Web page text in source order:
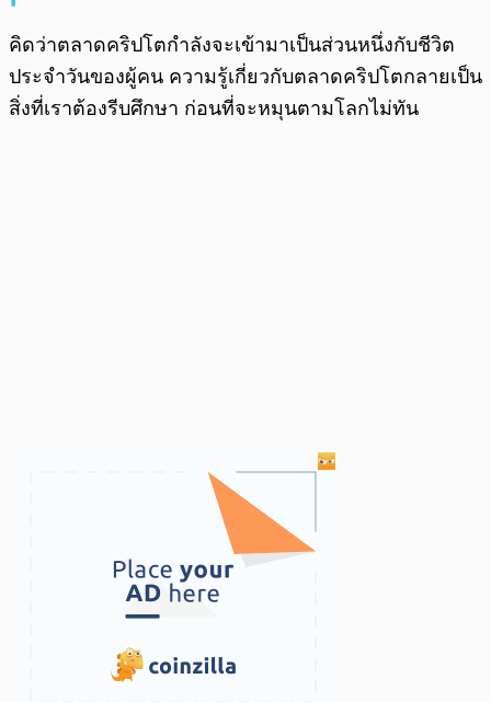
คิดว่าตลาดคริปโตกำลังจะเข้ามาเป็นส่วนหนึ่งกับชีวิต
ประจำวันของผู้คน ความรู้เกี่ยวกับตลาดคริปโตกลายเป็น
สิ่งที่เราต้องรีบศึกษา ก่อนที่จะหมุนตามโลกไม่ทัน